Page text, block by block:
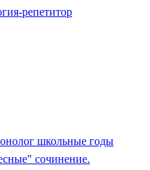
репетитор
школьные годы
сочинение.